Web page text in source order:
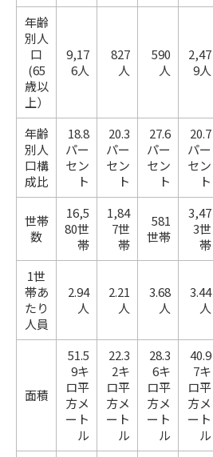
年齢
別人
口
(65
歳以
上）
9,17
6人
827
人
590
人
2,47
9人
年齢
別人
口構
成比
18.8
パー
セン
ト
20.3
パー
セン
ト
27.6
パー
セン
ト
20.7
パー
セン
ト
世帯
数
16,5
80世
帯
1,84
7世
帯
581
世帯
3,47
3世
帯
1世
帯あ
たり
人員
2.94
人
2.21
人
3.68
人
3.44
人
面積
51.5
9キ
ロ平
方メ
ート
ル
22.3
2キ
ロ平
方メ
ート
ル
28.3
6キ
ロ平
方メ
ート
ル
40.9
7キ
ロ平
方メ
ート
ル